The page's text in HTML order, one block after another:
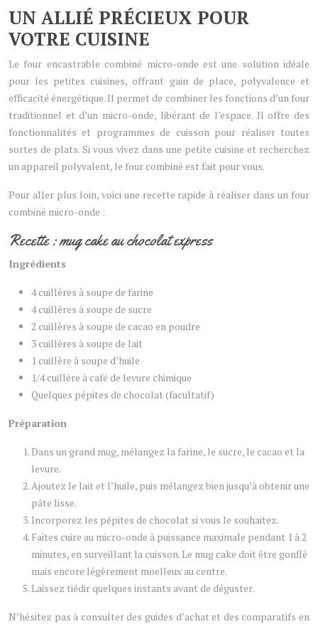
UN ALLIÉ PRÉCIEUX POUR
VOTRE CUISINE
Le four encastrable combiné micro-onde est une solution idéale
pour les petites cuisines, offrant gain de place, polyvalence et
efficacité énergétique. Il permet de combiner les fonctions d’un four
traditionnel et d’un micro-onde, libérant de l’espace. Il offre des
fonctionnalités et programmes de cuisson pour réaliser toutes
sortes de plats. Si vous vivez dans une petite cuisine et recherchez
un appareil polyvalent, le four combiné est fait pour vous.
Pour aller plus loin, voici une recette rapide à réaliser dans un four
combiné micro-onde :
Recette : mug cake au chocolat express
Ingrédients
4 cuillères à soupe de farine
4 cuillères à soupe de sucre
2 cuillères à soupe de cacao en poudre
3 cuillères à soupe de lait
1 cuillère à soupe d’huile
1/4 cuillère à café de levure chimique
Quelques pépites de chocolat (facultatif)
Préparation
Dans un grand mug, mélangez la farine, le sucre, le cacao et la
levure.
Ajoutez le lait et l’huile, puis mélangez bien jusqu’à obtenir une
pâte lisse.
Incorporez les pépites de chocolat si vous le souhaitez.
Faites cuire au micro-onde à puissance maximale pendant 1 à 2
minutes, en surveillant la cuisson. Le mug cake doit être gonflé
mais encore légèrement moelleux au centre.
Laissez tiédir quelques instants avant de déguster.
N’hésitez pas à consulter des guides d’achat et des comparatifs en